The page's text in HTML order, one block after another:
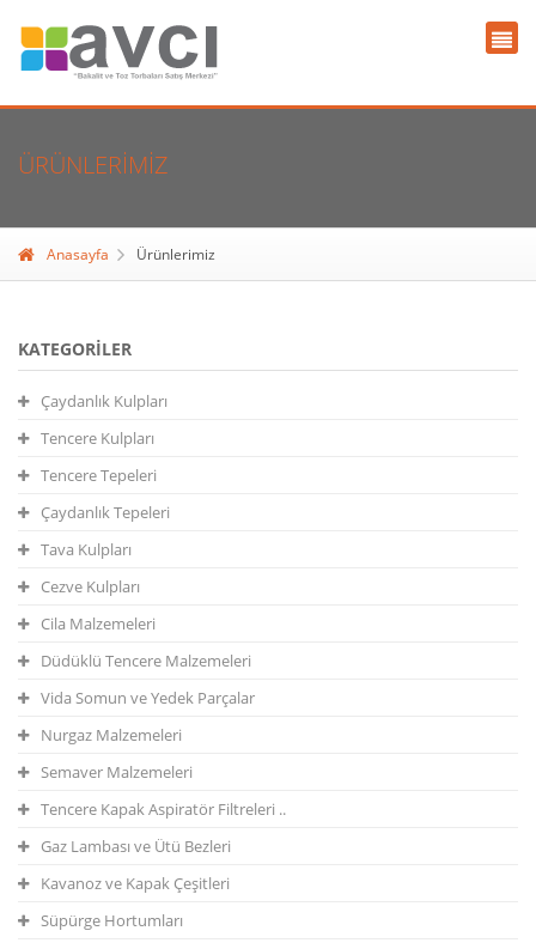
ÜRÜNLERIMIZ
Anasayfa Ürünlerimiz
KATEGORILER
Çaydanlık Kulpları
Tencere Kulpları
Tencere Tepeleri
Çaydanlık Tepeleri
Tava Kulpları
Cezve Kulpları
Cila Malzemeleri
Düdüklü Tencere Malzemeleri
Vida Somun ve Yedek Parçalar
Nurgaz Malzemeleri
Semaver Malzemeleri
Tencere Kapak Aspiratör Filtreleri ..
Gaz Lambası ve Ütü Bezleri
Kavanoz ve Kapak Çeşitleri
Süpürge Hortumları